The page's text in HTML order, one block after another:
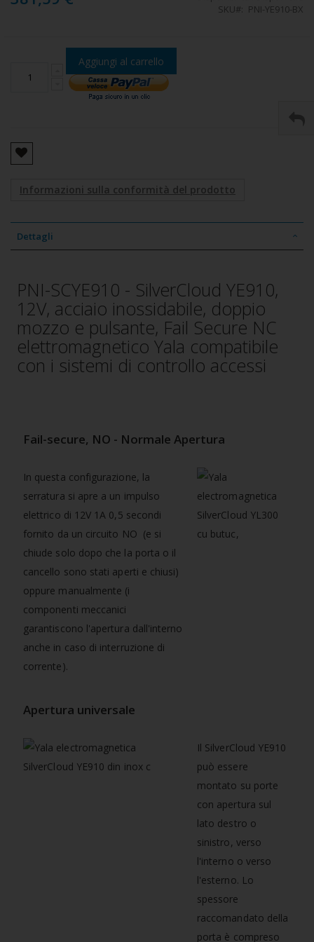
SKU
PNI-YE910-BX
Aggiungi al carrello
Informazioni sulla conformità del prodotto
Dettagli
PNI-SCYE910 - SilverCloud YE910,
12V, acciaio inossidabile, doppio
mozzo e pulsante, Fail Secure NC
elettromagnetico Yala compatibile
con i sistemi di controllo accessi
Fail-secure, NO - Normale Apertura
In questa configurazione, la
serratura si apre a un impulso
elettrico di 12V 1A 0,5 secondi
fornito da un circuito NO (e si
chiude solo dopo che la porta o il
cancello sono stati aperti e chiusi)
oppure manualmente (i
componenti meccanici
garantiscono l'apertura dall'interno
anche in caso di interruzione di
corrente).
Apertura universale
Il SilverCloud YE910
può essere
montato su porte
con apertura sul
lato destro o
sinistro, verso
l'interno o verso
l'esterno. Lo
spessore
raccomandato della
porta è compreso